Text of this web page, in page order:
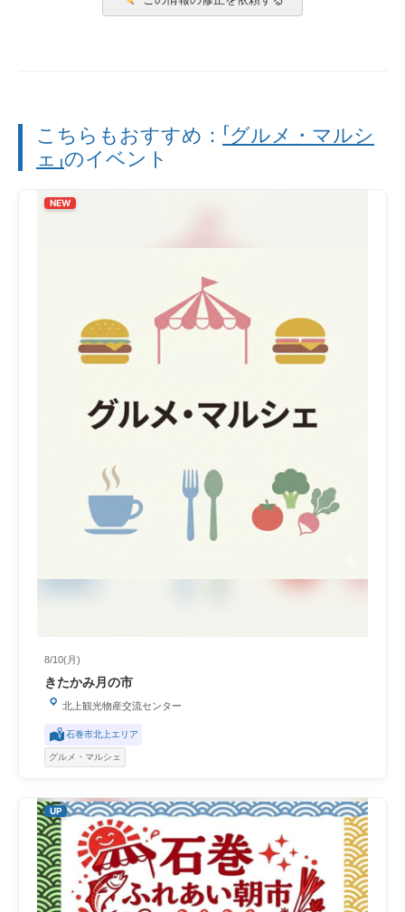
こちらもおすすめ： 「グルメ・マルシ
ェ」のイベント
NEW
8/10(月)
きたかみ月の市
北上観光物産交流センター
石巻市北上エリア
グルメ・マルシェ
UP